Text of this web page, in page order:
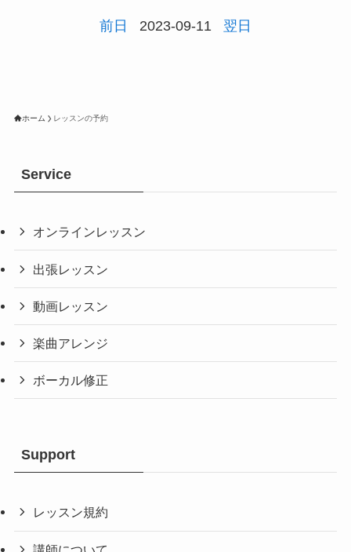
前日 2023-09-11 翌日
ホーム レッスンの予約
Service
オンラインレッスン
出張レッスン
動画レッスン
楽曲アレンジ
ボーカル修正
Support
レッスン規約